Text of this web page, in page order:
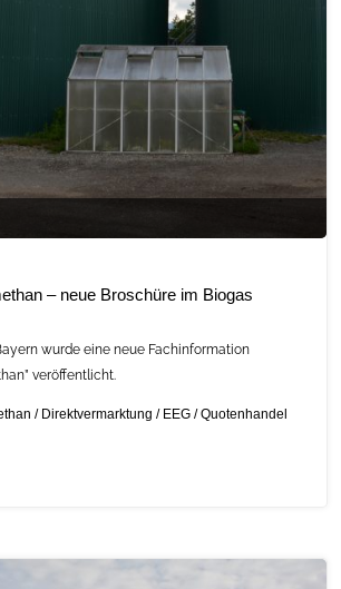
– neue Broschüre im Biogas
wurde eine neue Fachinformation
veröffentlicht.
/ Direktvermarktung / EEG /Quotenhandel